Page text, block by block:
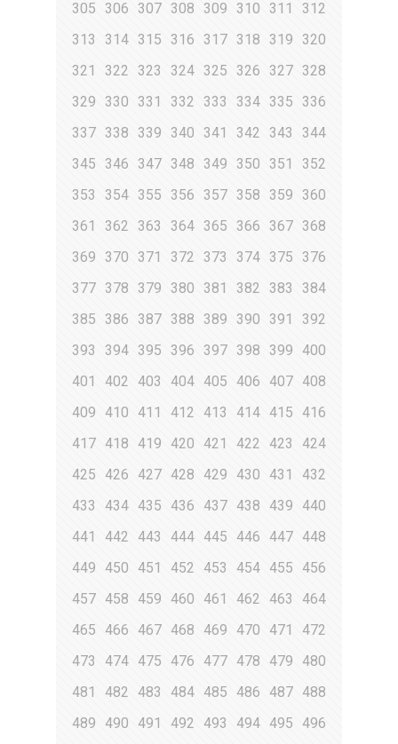
305 306 307 308 309 310 311
312
313
314 315 316 317 318 319
320
321
322 323 324 325 326 327 328
329
330 331 332 333 334 335
336
337 338 339 340 341 342 343
344
345
346 347 348 349 350 351
352
353
354 355 356 357 358 359 360
361
362 363 364 365 366 367 368
369
370 371 372 373 374 375 376
377 378 379 380 381 382 383
384
385
386 387 388 389 390 391
392
393
394 395 396 397 398 399
400
401
402 403 404 405 406 407 408
409
410 411 412 413 414 415
416
417 418 419 420 421 422 423
424
425
426 427 428 429 430 431
432
433
434 435 436 437 438 439
440
441
442 443 444 445 446 447 448
449
450 451 452 453 454 455
456
457 458 459 460 461 462 463
464
465
466 467 468 469 470 471
472
473
474 475 476 477 478 479
480
481
482 483 484 485 486 487 488
489
490 491 492 493 494 495
496